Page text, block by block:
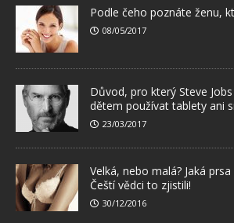
Podle čeho poznáte ženu,
08/05/2017
Důvod, pro který Steve
dětem používat tablety ani
23/03/2017
Velká, nebo malá? Jaká
Čeští vědci to zjistili!
30/12/2016